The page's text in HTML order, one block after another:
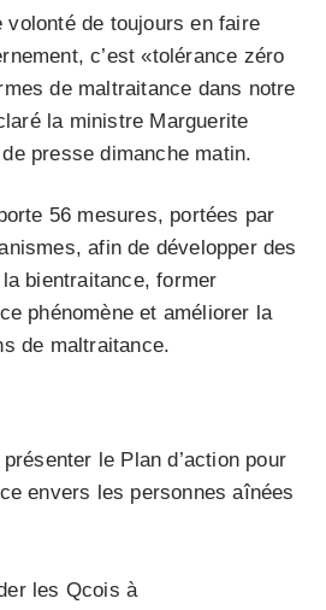
volonté de toujours en faire
c’est «tolérance zéro
de maltraitance dans notre
la ministre Marguerite
presse dimanche matin.
56 mesures, portées par
afin de développer des
bientraitance, former
phénomène et améliorer la
de maltraitance.
le Plan d’action pour
envers les personnes aînées
les Qcois à